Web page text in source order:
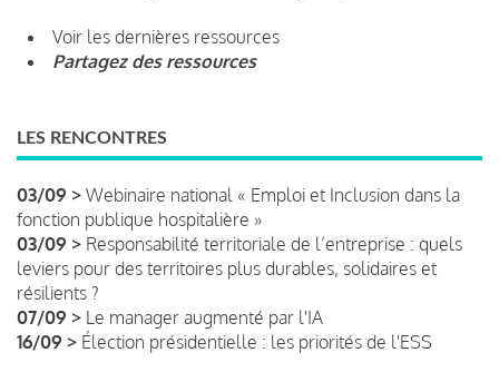
Voir les dernières ressources
Partagez des ressources
LES RENCONTRES
03/09 > Webinaire national « Emploi et Inclusion dans la
fonction publique hospitalière »
03/09 > Responsabilité territoriale de l’entreprise : quels
leviers pour des territoires plus durables, solidaires et
résilients ?
07/09 > Le manager augmenté par l'IA
16/09 > Élection présidentielle : les priorités de l'ESS